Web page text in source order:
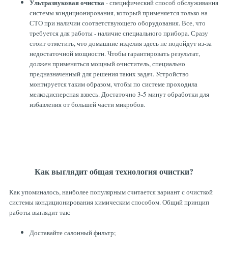
Ультразвуковая очистка- специфический способ обслуживания
системы кондиционирования, который применяется только на
СТО при наличии соответствующего оборудования. Все, что
требуется для работы - наличие специального прибора. Сразу
стоит отметить, что домашние изделия здесь не подойдут из-за
недостаточной мощности. Чтобы гарантировать результат,
должен применяться мощный очиститель, специально
предназначенный для решения таких задач. Устройство
монтируется таким образом, чтобы по системе проходила
мелкодисперсная взвесь. Достаточно 3-5 минут обработки для
избавления от большей части микробов.
Как выглядит общая технология очистки?
Как упоминалось, наиболее популярным считается вариант с очисткой
системы кондиционирования химическим способом. Общий принцип
работы выглядит так:
Доставайте салонный фильтр;